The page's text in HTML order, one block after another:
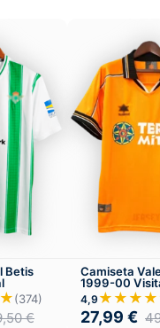
Betis
(374)
€
Camiseta
1999-00
4,9
27,99 €